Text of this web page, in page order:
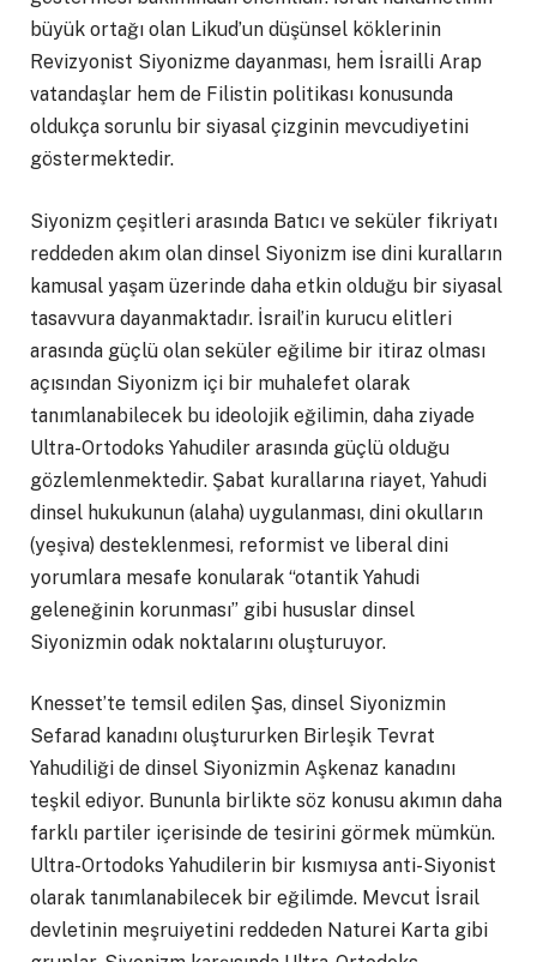
büyük ortağı olan Likud’un düşünsel köklerinin
Revizyonist Siyonizme dayanması, hem İsrailli Arap
vatandaşlar hem de Filistin politikası konusunda
oldukça sorunlu bir siyasal çizginin mevcudiyetini
göstermektedir.
Siyonizm çeşitleri arasında Batıcı ve seküler fikriyatı
reddeden akım olan dinsel Siyonizm ise dini kuralların
kamusal yaşam üzerinde daha etkin olduğu bir siyasal
tasavvura dayanmaktadır. İsrail’in kurucu elitleri
arasında güçlü olan seküler eğilime bir itiraz olması
açısından Siyonizm içi bir muhalefet olarak
tanımlanabilecek bu ideolojik eğilimin, daha ziyade
Ultra-Ortodoks Yahudiler arasında güçlü olduğu
gözlemlenmektedir. Şabat kurallarına riayet, Yahudi
dinsel hukukunun (alaha) uygulanması, dini okulların
(yeşiva) desteklenmesi, reformist ve liberal dini
yorumlara mesafe konularak “otantik Yahudi
geleneğinin korunması” gibi hususlar dinsel
Siyonizmin odak noktalarını oluşturuyor.
Knesset’te temsil edilen Şas, dinsel Siyonizmin
Sefarad kanadını oluştururken Birleşik Tevrat
Yahudiliği de dinsel Siyonizmin Aşkenaz kanadını
teşkil ediyor. Bununla birlikte söz konusu akımın daha
farklı partiler içerisinde de tesirini görmek mümkün.
Ultra-Ortodoks Yahudilerin bir kısmıysa anti-Siyonist
olarak tanımlanabilecek bir eğilimde. Mevcut İsrail
devletinin meşruiyetini reddeden Naturei Karta gibi